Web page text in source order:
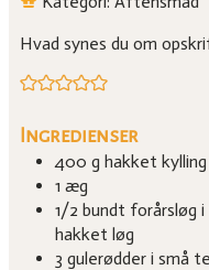
Hvad synes du om
Ingredienser
400 g hakket kylling
1 æg
1/2 bundt forårsløg i
hakket løg
3 gulerødder i små